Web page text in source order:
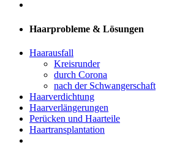
Haarprobleme & Lösungen
Haarausfall
Kreisrunder
durch Corona
nach der Schwangerschaft
Haarverdichtung
Haarverlängerungen
Perücken und Haarteile
Haartransplantation